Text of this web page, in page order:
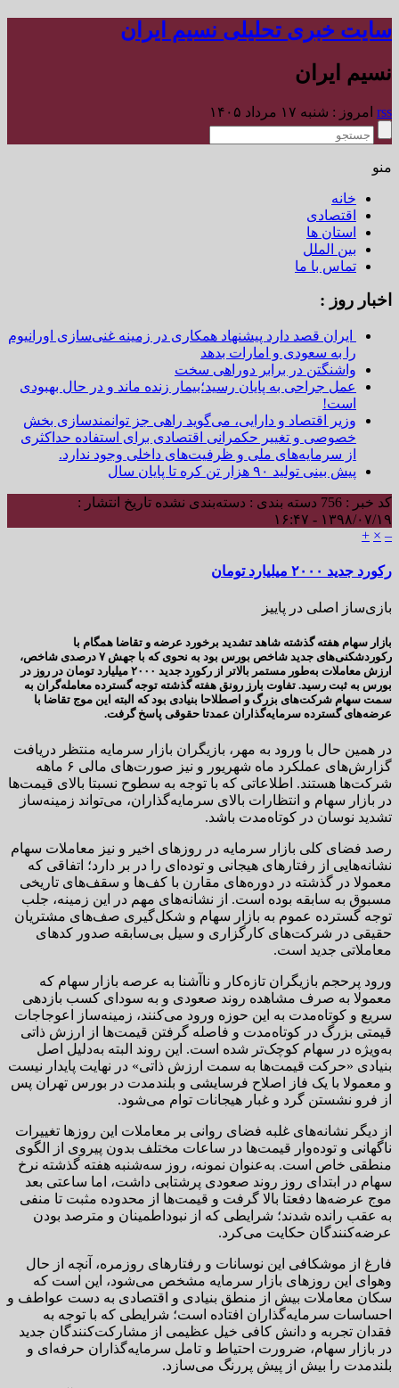
سایت خبری تحلیلی نسیم ایران
نسیم ایران
rss امروز : شنبه ۱۷ مرداد ۱۴۰۵
منو
خانه
اقتصادی
استان ها
بین الملل
تماس با ما
اخبار روز :
ایران قصد دارد پیشنهاد همکاری در زمینه غنی‌سازی اورانیوم
را به سعودی و امارات بدهد
واشنگتن در برابر دوراهی سخت
عمل جراحی به پایان رسید؛بیمار زنده ماند و در حال بهبودی
است!
وزیر اقتصاد و دارایی، می‌گوید راهی جز توانمندسازی بخش
خصوصی و تغییر حکمرانی اقتصادی برای استفاده حداکثری
از سرمایه‌های ملی و ظرفیت‌های داخلی وجود ندارد.
پیش بینی تولید ۹۰ هزار تن کره تا پایان سال
کد خبر : 756 دسته بندی : دسته‌بندی نشده تاریخ انتشار :
۱۳۹۸/۰۷/۱۹ - ۱۶:۴۷
–
×
+
رکورد جدید ۲۰۰۰ میلیارد تومان
بازی‌ساز اصلی در پاییز
بازار سهام هفته گذشته شاهد تشدید برخورد عرضه و تقاضا همگام با
رکوردشکنی‌های جدید شاخص بورس بود به نحوی که با جهش ۷ درصدی شاخص،
ارزش معاملات به‌طور مستمر بالاتر از رکورد جدید ۲۰۰۰ میلیارد تومان در روز در
بورس به ثبت رسید. تفاوت بارز رونق هفته گذشته توجه گسترده معامله‌گران به
سمت سهام شرکت‌های بزرگ و اصطلاحا بنیادی بود که البته این موج تقاضا با
عرضه‌های گسترده سرمایه‌گذاران عمدتا حقوقی پاسخ گرفت.
در همین حال با ورود به مهر، بازیگران بازار سرمایه منتظر دریافت
گزارش‌های عملکرد ماه شهریور و نیز صورت‌های مالی ۶ ماهه
شرکت‌ها هستند. اطلاعاتی که با توجه به سطوح نسبتا بالای قیمت‌ها
در بازار سهام و انتظارات بالای سرمایه‌گذاران، می‌تواند زمینه‌ساز
تشدید نوسان در کوتاه‌مدت باشد.
رصد فضای کلی بازار سرمایه در روزهای اخیر و نیز معاملات سهام
نشانه‌هایی از رفتارهای هیجانی و توده‌ای را در بر دارد؛ اتفاقی که
معمولا در گذشته در دوره‌های مقارن با کف‌ها و سقف‌های تاریخی
مسبوق به سابقه بوده است. از نشانه‌های مهم در این زمینه، جلب
توجه گسترده عموم به بازار سهام و شکل‌گیری صف‌های مشتریان
حقیقی در شرکت‌های کارگزاری و سیل بی‌سابقه صدور کدهای
معاملاتی جدید است.
ورود پرحجم بازیگران تازه‌کار و ناآشنا به عرصه بازار سهام که
معمولا به صرف مشاهده روند صعودی و به سودای کسب بازدهی
سریع و کوتاه‌مدت به این حوزه ورود می‌کنند، زمینه‌ساز اعوجاجات
قیمتی بزرگ در کوتاه‌مدت و فاصله گرفتن قیمت‌ها از ارزش ذاتی
به‌ویژه در سهام کوچک‌تر شده است. این روند البته به‌دلیل اصل
بنیادی «حرکت قیمت‌ها به سمت ارزش ذاتی» در نهایت پایدار نیست
و معمولا با یک فاز اصلاح فرسایشی و بلندمدت در بورس تهران پس
از فرو نشستن گرد و غبار هیجانات توام می‌شود.
از دیگر نشانه‌های غلبه فضای روانی بر معاملات این روزها تغییرات
ناگهانی و توده‌وار قیمت‌ها در ساعات مختلف بدون پیروی از الگوی
منطقی خاص است. به‌عنوان نمونه، روز سه‌شنبه هفته گذشته نرخ
سهام در ابتدای روز روند صعودی پرشتابی داشت، اما ساعتی بعد
موج عرضه‌ها دفعتا بالا گرفت و قیمت‌ها از محدوده مثبت تا منفی
به عقب رانده شدند؛ شرایطی که از نبوداطمینان و مترصد بودن
عرضه‌کنندگان حکایت می‌کرد.
فارغ از موشکافی این نوسانات و رفتارهای روزمره، آنچه از حال
وهوای این روزهای بازار سرمایه مشخص می‌شود، این است که
سکان معاملات بیش از منطق بنیادی و اقتصادی به دست عواطف و
احساسات سرمایه‌گذاران افتاده است؛ شرایطی که با توجه به
فقدان تجربه و دانش کافی خیل عظیمی از مشارکت‌کنندگان جدید
در بازار سهام، ضرورت احتیاط و تامل سرمایه‌گذاران حرفه‌ای و
بلندمدت را بیش از پیش پررنگ می‌سازد.